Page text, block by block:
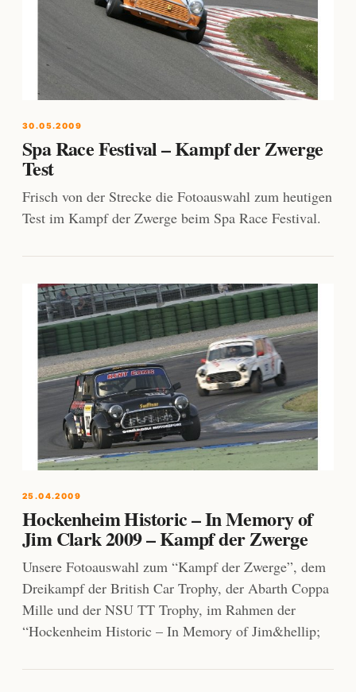
30.05.2009
Spa Race Festival – Kampf der Zwerge
Test
Frisch von der Strecke die Fotoauswahl zum heutigen
Test im Kampf der Zwerge beim Spa Race Festival.
25.04.2009
Hockenheim Historic – In Memory of
Jim Clark 2009 – Kampf der Zwerge
Unsere Fotoauswahl zum “Kampf der Zwerge”, dem
Dreikampf der British Car Trophy, der Abarth Coppa
Mille und der NSU TT Trophy, im Rahmen der
“Hockenheim Historic – In Memory of Jim&hellip;